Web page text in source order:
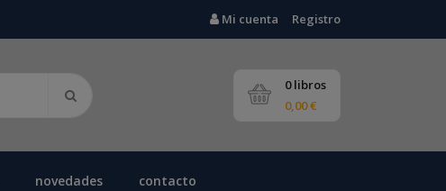
Mi cuenta Registro
0 libros
0,00 €
novedades contacto